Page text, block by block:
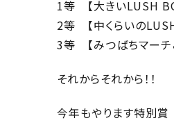
1等 【大きいLUSH
2等 【中くらいの
3等 【みつばちマーチ
それからそれから！！
今年もやります特別